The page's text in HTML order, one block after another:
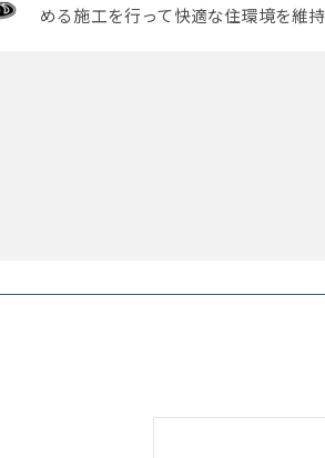
める施工を行って快適な住環境を維